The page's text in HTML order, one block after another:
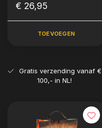
doos 10kg
€ 26,95
TOEVOEGEN
Gratis verzending vanaf €
100,- in NL!